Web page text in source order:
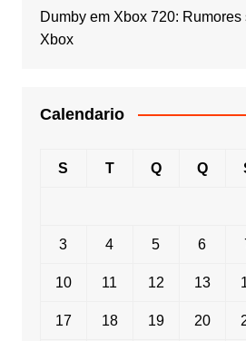
Dumbyem Xbox 720: Rumores
Xbox
Calendario
S T Q Q
3 4 5 6
10 11 12 13
17 18 19 20